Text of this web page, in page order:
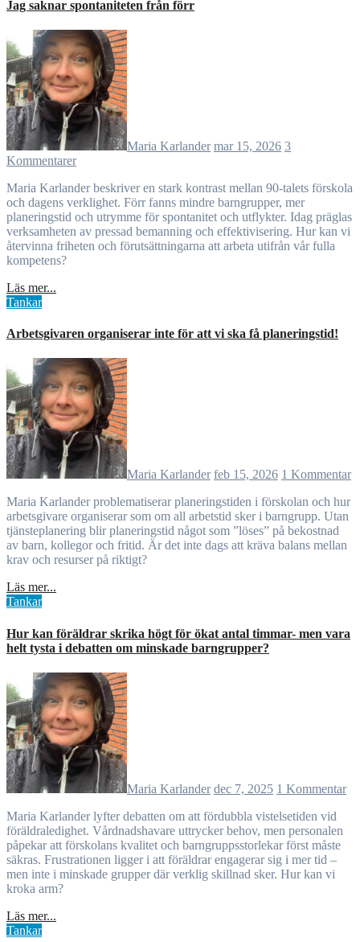
Jag saknar spontaniteten från förr
Maria Karlander mar 15, 2026 3
Kommentarer
Maria Karlander beskriver en stark kontrast mellan 90-talets förskola
och dagens verklighet. Förr fanns mindre barngrupper, mer
planeringstid och utrymme för spontanitet och utflykter. Idag präglas
verksamheten av pressad bemanning och effektivisering. Hur kan vi
återvinna friheten och förutsättningarna att arbeta utifrån vår fulla
kompetens?
Läs mer...
Tankar
Arbetsgivaren organiserar inte för att vi ska få planeringstid!
Maria Karlander feb 15, 2026 1 Kommentar
Maria Karlander problematiserar planeringstiden i förskolan och hur
arbetsgivare organiserar som om all arbetstid sker i barngrupp. Utan
tjänsteplanering blir planeringstid något som ”löses” på bekostnad
av barn, kollegor och fritid. Är det inte dags att kräva balans mellan
krav och resurser på riktigt?
Läs mer...
Tankar
Hur kan föräldrar skrika högt för ökat antal timmar- men vara
helt tysta i debatten om minskade barngrupper?
Maria Karlander dec 7, 2025 1 Kommentar
Maria Karlander lyfter debatten om att fördubbla vistelsetiden vid
föräldraledighet. Vårdnadshavare uttrycker behov, men personalen
påpekar att förskolans kvalitet och barngruppsstorlekar först måste
säkras. Frustrationen ligger i att föräldrar engagerar sig i mer tid –
men inte i minskade grupper där verklig skillnad sker. Hur kan vi
kroka arm?
Läs mer...
Tankar